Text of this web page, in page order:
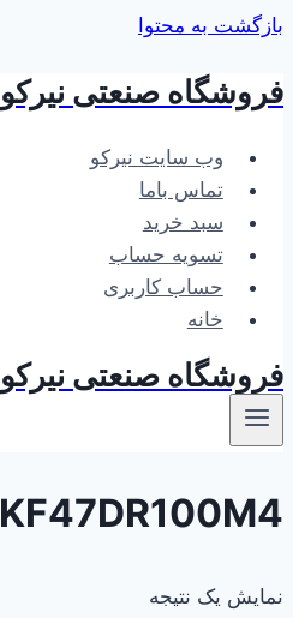
بازگشت به محتوا
فروشگاه صنعتی نیرکو
وب سایت نیرکو
تماس باما
سبد خرید
تسویه حساب
حساب کاربری
خانه
فروشگاه صنعتی نیرکو
KF47DR100M4
نمایش یک نتیجه